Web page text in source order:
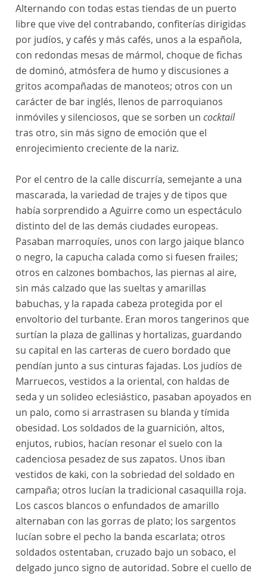
Alternando con todas estas tiendas de un puerto
libre que vive del contrabando, confiterías dirigidas
por judíos, y cafés y más cafés, unos a la española,
con redondas mesas de mármol, choque de fichas
de dominó, atmósfera de humo y discusiones a
gritos acompañadas de manoteos; otros con un
carácter de bar inglés, llenos de parroquianos
inmóviles y silenciosos, que se sorben un cocktail
tras otro, sin más signo de emoción que el
enrojecimiento creciente de la nariz.
Por el centro de la calle discurría, semejante a una
mascarada, la variedad de trajes y de tipos que
había sorprendido a Aguirre como un espectáculo
distinto del de las demás ciudades europeas.
Pasaban marroquíes, unos con largo jaique blanco
o negro, la capucha calada como si fuesen frailes;
otros en calzones bombachos, las piernas al aire,
sin más calzado que las sueltas y amarillas
babuchas, y la rapada cabeza protegida por el
envoltorio del turbante. Eran moros tangerinos que
surtían la plaza de gallinas y hortalizas, guardando
su capital en las carteras de cuero bordado que
pendían junto a sus cinturas fajadas. Los judíos de
Marruecos, vestidos a la oriental, con haldas de
seda y un solideo eclesiástico, pasaban apoyados en
un palo, como si arrastrasen su blanda y tímida
obesidad. Los soldados de la guarnición, altos,
enjutos, rubios, hacían resonar el suelo con la
cadenciosa pesadez de sus zapatos. Unos iban
vestidos de kaki, con la sobriedad del soldado en
campaña; otros lucían la tradicional casaquilla roja.
Los cascos blancos o enfundados de amarillo
alternaban con las gorras de plato; los sargentos
lucían sobre el pecho la banda escarlata; otros
soldados ostentaban, cruzado bajo un sobaco, el
delgado junco signo de autoridad. Sobre el cuello de